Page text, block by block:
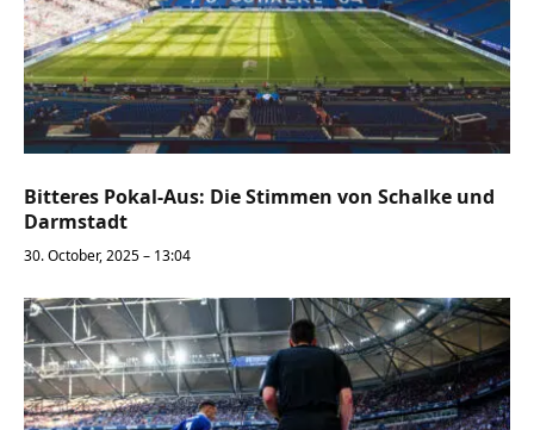
Bitteres Pokal-Aus: Die Stimmen von Schalke und
Darmstadt
30. October, 2025 – 13:04